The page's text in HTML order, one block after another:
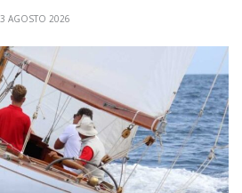
3 AGOSTO 2026